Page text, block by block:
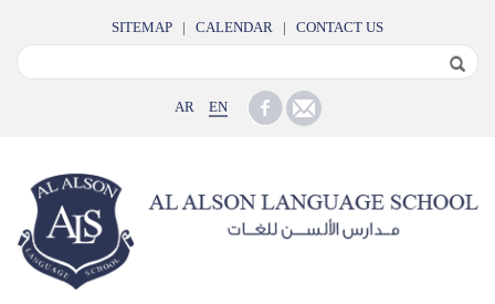
SITEMAP | CALENDAR | CONTACT US
AR EN